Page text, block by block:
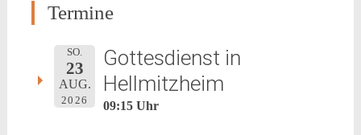
Termine
SO.
23
AUG.
2026
Gottesdienst in
Hellmitzheim
09:15 Uhr